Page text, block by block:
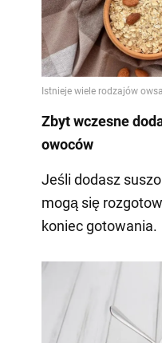
Zbyt wczesne
owoców
Jeśli dodasz
mogą się
koniec gotowania.